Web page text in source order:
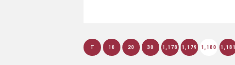
T 10 20 30 1,178 1,179 1,180 1,181